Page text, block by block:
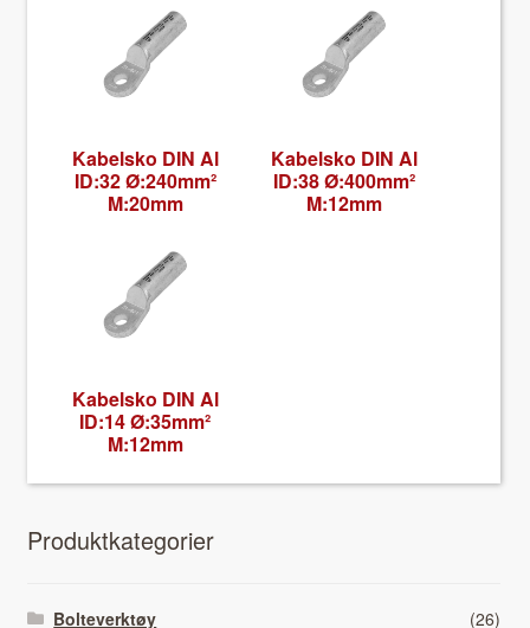
Kabel­sko DIN Al
ID:32 Ø:240mm²
M:20mm
Kabel­sko DIN Al
ID:38 Ø:400mm²
M:12mm
Kabel­sko DIN Al
ID:14 Ø:35mm²
M:12mm
Pro­duk­tkat­e­gori­er
Bolteverktøy (26)